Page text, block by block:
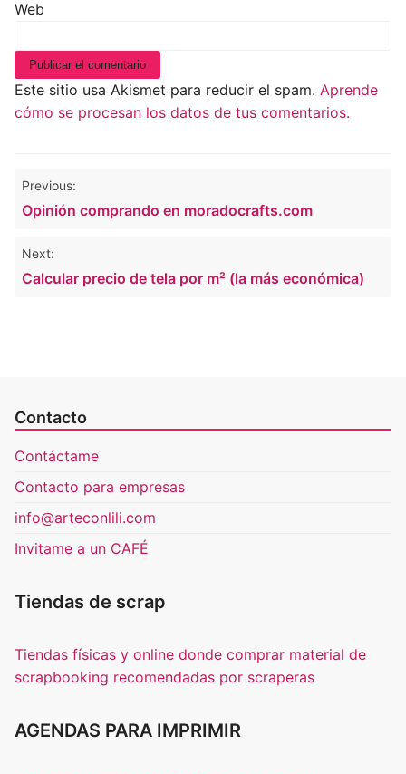
Web
Este sitio usa Akismet para reducir el spam. Aprende
cómo se procesan los datos de tus comentarios.
Navegación
de
Previous:
Opinión comprando en moradocrafts.com
Next:
Calcular precio de tela por m² (la más económica)
Contacto
Contáctame
Contacto para empresas
info@arteconlili.com
Invitame a un CAFÉ
Tiendas de scrap
Tiendas físicas y online donde comprar material de
scrapbooking recomendadas por scraperas
AGENDAS PARA IMPRIMIR